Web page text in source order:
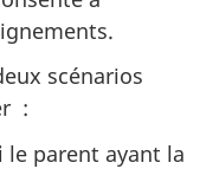
scénarios
:
le parent ayant la